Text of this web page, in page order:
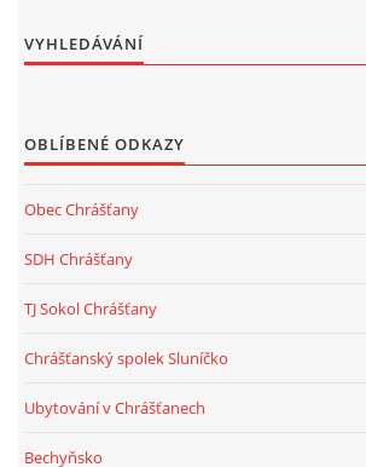
VYHLEDÁVÁNÍ
OBLÍBENÉ ODKAZY
Obec Chrášťany
SDH Chrášťany
TJ Sokol Chrášťany
Chrášťanský spolek Sluníčko
Ubytování v Chrášťanech
Bechyňsko